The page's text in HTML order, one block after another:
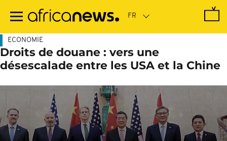
contenu
ECONOMIE
Droits de douane : vers une
désescalade entre les USA et la Chine